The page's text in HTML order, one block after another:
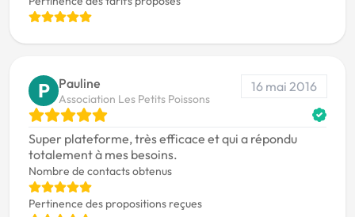
P Pauline
Association Les Petits Poissons
16 mai 2016
Super plateforme, très efficace et qui a répondu
totalement à mes besoins.
Nombre de contacts obtenus
Pertinence des propositions reçues